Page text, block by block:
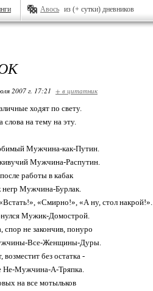
Авось из (+ сутки) дневников
2007 г. 17:21 + в цитатник
ходят по свету.
слова на тему на эту.
Мужчина-как-Путин.
Мужчина-Распутин.
работы в кабак
негр Мужчина-Бурлак.
«Смирно!», «А ну, стол накрой!».
Мужик-Домострой.
не закончив, понуро
Все-Женщины-Дуры.
возместит без остатка -
Не-Мужчина-А-Тряпка.
на все мотыльков